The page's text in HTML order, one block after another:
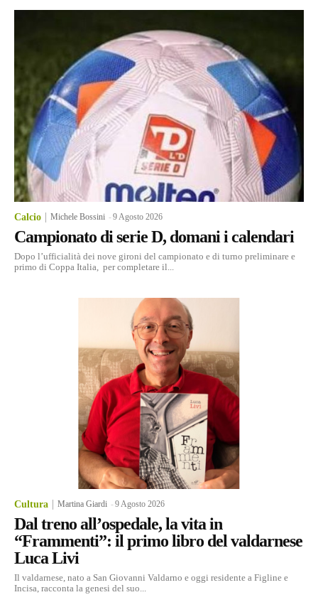
Calcio Michele Bossini -9 Agosto 2026
Campionato di serie D, domani i calendari
Dopo l’ufficialità dei nove gironi del campionato e di turno preliminare e
primo di Coppa Italia, per completare il...
Cultura Martina Giardi -9 Agosto 2026
Dal treno all’ospedale, la vita in
“Frammenti”: il primo libro del valdarnese
Luca Livi
Il valdarnese, nato a San Giovanni Valdarno e oggi residente a Figline e
Incisa, racconta la genesi del suo...